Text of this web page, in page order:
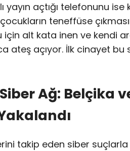
yayın açtığı telefonunu
teneffüse
için alt kata inen ve kendi
ateş açıyor. İlk cinayet
Ağ: Belçika
takip eden siber